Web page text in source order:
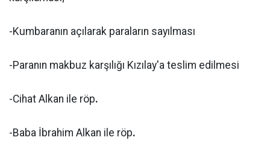
-Kumbaranın açılarak paraların sayılması
-Paranın makbuz karşılığı Kızılay'a teslim edilmesi
-Cihat Alkan ile röp.
-Baba İbrahim Alkan ile röp.